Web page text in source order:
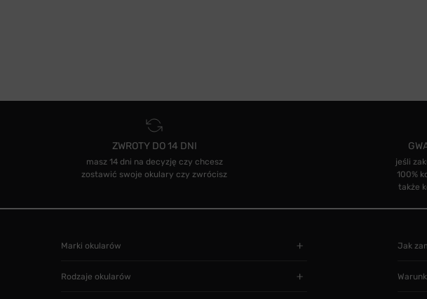
ZWROTY DO 14 DNI
masz 14 dni na decyzję czy chcesz
zostawić swoje okulary czy zwrócisz
jeśli
100%
także
Marki okularów
Rodzaje okularów
Jak